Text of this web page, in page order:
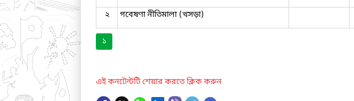
২
গবেষণা নীতিমালা (খসড়া)
১
এই কনটেন্টটি শেয়ার করতে ক্লিক করুন